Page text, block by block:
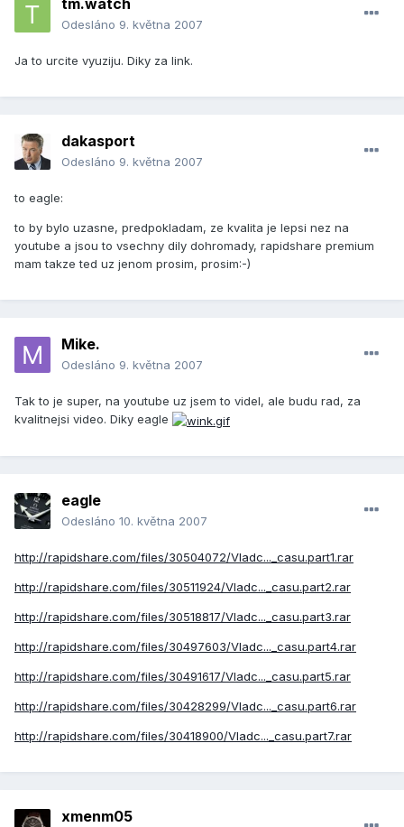
tm.watch
Odesláno 9. května 2007
Ja to urcite vyuziju. Diky za link.
dakasport
Odesláno 9. května 2007
to eagle:
to by bylo uzasne, predpokladam, ze kvalita je lepsi nez na
youtube a jsou to vsechny dily dohromady, rapidshare premium
mam takze ted uz jenom prosim, prosim:-)
Mike.
Odesláno 9. května 2007
Tak to je super, na youtube uz jsem to videl, ale budu rad, za
kvalitnejsi video. Diky eagle
eagle
Odesláno 10. května 2007
http://rapidshare.com/files/30504072/Vladc..._casu.part1.rar
http://rapidshare.com/files/30511924/Vladc..._casu.part2.rar
http://rapidshare.com/files/30518817/Vladc..._casu.part3.rar
http://rapidshare.com/files/30497603/Vladc..._casu.part4.rar
http://rapidshare.com/files/30491617/Vladc..._casu.part5.rar
http://rapidshare.com/files/30428299/Vladc..._casu.part6.rar
http://rapidshare.com/files/30418900/Vladc..._casu.part7.rar
xmenm05